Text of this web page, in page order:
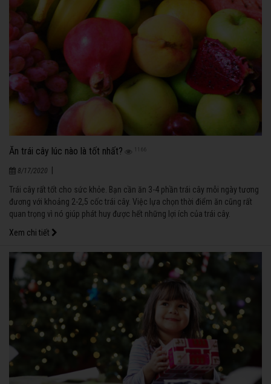
Ăn trái cây lúc nào là tốt nhất? 1166
8/17/2020
Trái cây rất tốt cho sức khỏe. Bạn cần ăn 3-4 phần trái cây mỗi ngày tương
đương với khoảng 2-2,5 cốc trái cây. Việc lựa chọn thời điểm ăn cũng rất
quan trọng vì nó giúp phát huy được hết những lợi ích của trái cây.
Xem chi tiết